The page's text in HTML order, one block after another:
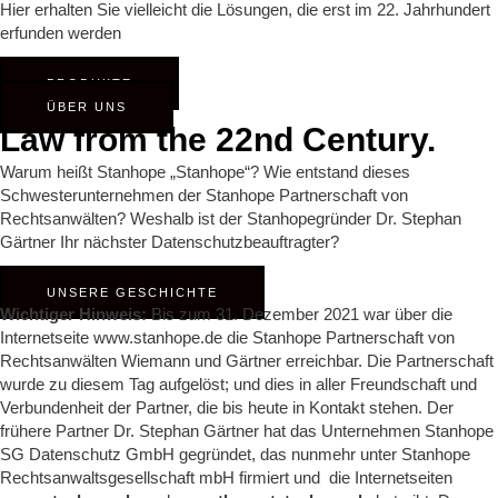
Hier erhalten Sie vielleicht die Lösungen, die erst im 22. Jahrhundert
erfunden werden
PRODUKTE
ÜBER UNS
Law from the 22nd Century.
Warum heißt Stanhope „Stanhope“? Wie entstand dieses
Schwesterunternehmen der Stanhope Partnerschaft von
Rechtsanwälten? Weshalb ist der Stanhopegründer Dr. Stephan
Gärtner Ihr nächster Datenschutzbeauftragter?
UNSERE GESCHICHTE
Wichtiger Hinweis:Bis zum 31. Dezember 2021 war über die
Internetseite www.stanhope.de die Stanhope Partnerschaft von
Rechtsanwälten Wiemann und Gärtner erreichbar. Die Partnerschaft
wurde zu diesem Tag aufgelöst; und dies in aller Freundschaft und
Verbundenheit der Partner, die bis heute in Kontakt stehen. Der
frühere Partner Dr. Stephan Gärtner hat das Unternehmen Stanhope
SG Datenschutz GmbH gegründet, das nunmehr unter Stanhope
Rechtsanwaltsgesellschaft mbH firmiert und die Internetseiten